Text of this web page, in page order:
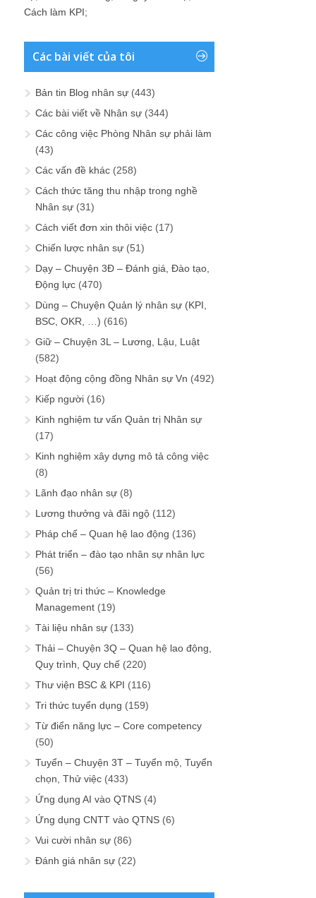
Cách làm KPI;
Các bài viết của tôi
Bản tin Blog nhân sự (443)
Các bài viết về Nhân sự (344)
Các công việc Phòng Nhân sự phải làm
(43)
Các vấn đề khác (258)
Cách thức tăng thu nhập trong nghề
Nhân sự (31)
Cách viết đơn xin thôi việc (17)
Chiến lược nhân sự (51)
Dạy – Chuyện 3Đ – Đánh giá, Đào tạo,
Động lực (470)
Dùng – Chuyện Quản lý nhân sự (KPI,
BSC, OKR, …) (616)
Giữ – Chuyện 3L – Lương, Lậu, Luật
(582)
Hoạt động cộng đồng Nhân sự Vn (492)
Kiếp người (16)
Kinh nghiệm tư vấn Quản trị Nhân sự
(17)
Kinh nghiệm xây dựng mô tả công việc
(8)
Lãnh đạo nhân sự (8)
Lương thưởng và đãi ngộ (112)
Pháp chế – Quan hệ lao động (136)
Phát triển – đào tạo nhân sự nhân lực
(56)
Quản trị tri thức – Knowledge
Management (19)
Tài liệu nhân sự (133)
Thải – Chuyện 3Q – Quan hệ lao động,
Quy trình, Quy chế (220)
Thư viện BSC & KPI (116)
Tri thức tuyển dụng (159)
Từ điển năng lực – Core competency
(50)
Tuyển – Chuyện 3T – Tuyển mộ, Tuyển
chọn, Thử việc (433)
Ứng dụng AI vào QTNS (4)
Ứng dụng CNTT vào QTNS (6)
Vui cười nhân sự (86)
Đánh giá nhân sự (22)